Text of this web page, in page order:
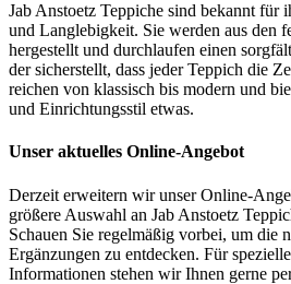
Jab Anstoetz Teppiche sind bekannt für
und Langlebigkeit. Sie werden aus den
hergestellt und durchlaufen einen
der sicherstellt, dass jeder Teppich die
reichen von klassisch bis modern und
und Einrichtungsstil etwas.
Unser aktuelles Online-Angebot
Derzeit erweitern wir unser Online-
größere Auswahl an Jab Anstoetz
Schauen Sie regelmäßig vorbei, um die
Ergänzungen zu entdecken. Für
Informationen stehen wir Ihnen gerne